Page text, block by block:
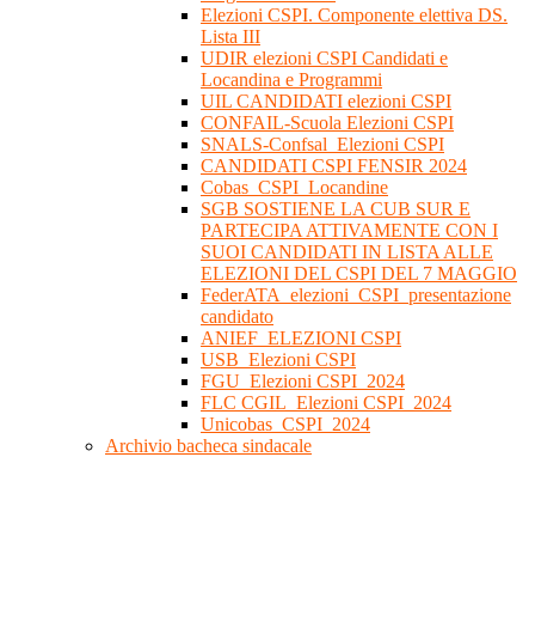
Elezioni CSPI. Componente elettiva DS.
Lista III
UDIR elezioni CSPI Candidati e
Locandina e Programmi
UIL CANDIDATI elezioni CSPI
CONFAIL-Scuola Elezioni CSPI
SNALS-Confsal_Elezioni CSPI
CANDIDATI CSPI FENSIR 2024
Cobas_CSPI_Locandine
SGB SOSTIENE LA CUB SUR E
PARTECIPA ATTIVAMENTE CON I
SUOI CANDIDATI IN LISTA ALLE
ELEZIONI DEL CSPI DEL 7 MAGGIO
FederATA_elezioni_CSPI_presentazione
candidato
ANIEF_ELEZIONI CSPI
USB_Elezioni CSPI
FGU_Elezioni CSPI_2024
FLC CGIL_Elezioni CSPI_2024
Unicobas_CSPI_2024
Archivio bacheca sindacale